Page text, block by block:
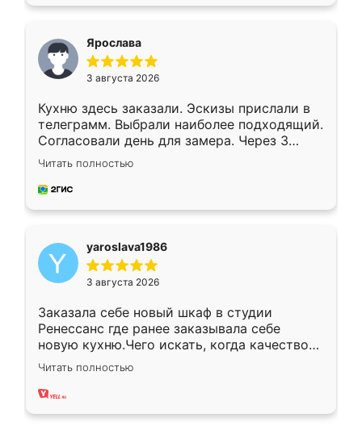
Ярослава
3 августа 2026
Кухню здесь заказали. Эскизы прислали в
телеграмм. Выбрали наиболее подходящий.
Согласовали день для замера. Через 3
недели кухня была уже готова. Остались
довольны работой. Спасибо Ренессанс
мебель за качественную работу!
Читать полностью
yaroslava1986
3 августа 2026
Заказала себе новый шкаф в студии
Ренессанс где ранее заказывала себе
новую кухню.Чего искать, когда качеством
вполне довольна. Служит кухня уже почти
два года, нареканий нет.
Читать полностью